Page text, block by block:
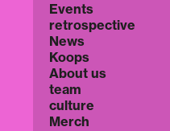
Events
retrospective
News
Koops
About us
team
culture
Merch